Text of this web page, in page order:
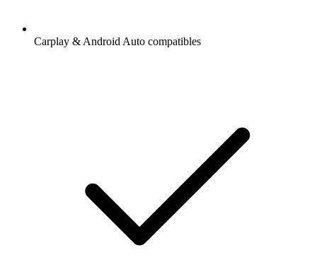
Carplay & Android Auto compatibles